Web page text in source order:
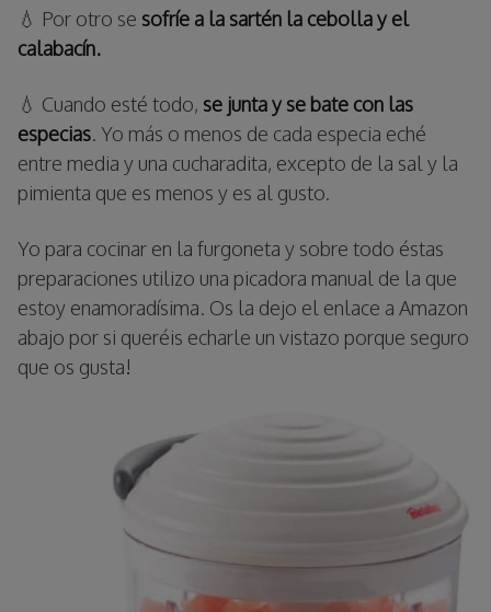
💧 Por otro se sofríe a la sartén la cebolla y el
calabacín.
💧 Cuando esté todo, se junta y se bate con las
especias. Yo más o menos de cada especia eché
entre media y una cucharadita, excepto de la sal y la
pimienta que es menos y es al gusto.
Yo para cocinar en la furgoneta y sobre todo éstas
preparaciones utilizo una picadora manual de la que
estoy enamoradísima. Os la dejo el enlace a Amazon
abajo por si queréis echarle un vistazo porque seguro
que os gusta!